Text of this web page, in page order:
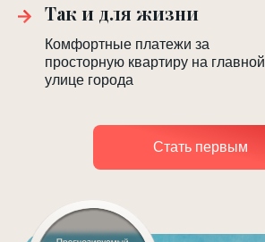
Так и для жизни
Комфортные платежи за
просторную квартиру на главной
улице города
Стать первым